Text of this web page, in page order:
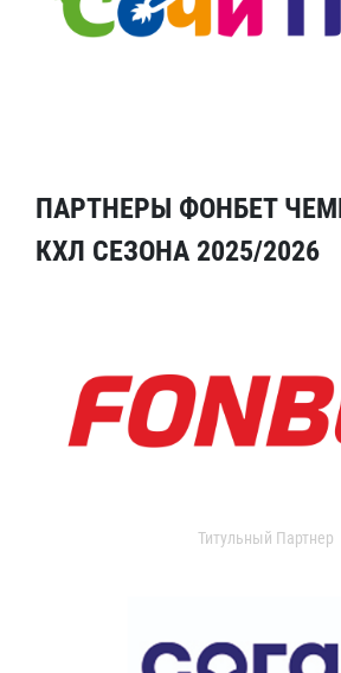
ПАРТНЕРЫ ФОНБЕТ
КХЛ СЕЗОНА 2025/2026
Титульный Партнер